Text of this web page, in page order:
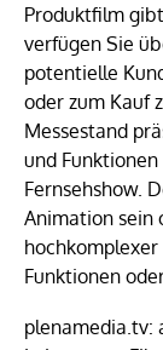
Produktfilm
verfügen Sie
potentielle
oder zum Kauf
Messestand
und
Fernsehshow.
Animation sein
Funktionen
plenamedia.tv: